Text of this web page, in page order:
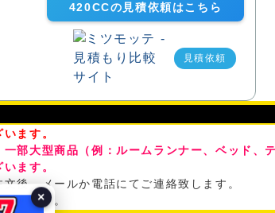
420CCの見積依頼はこちら
見積依頼
ます。
部大型商品（例：ルームランナー、ベッド、
ます。
後、メールか電話にてご連絡致します。
ださい。
×